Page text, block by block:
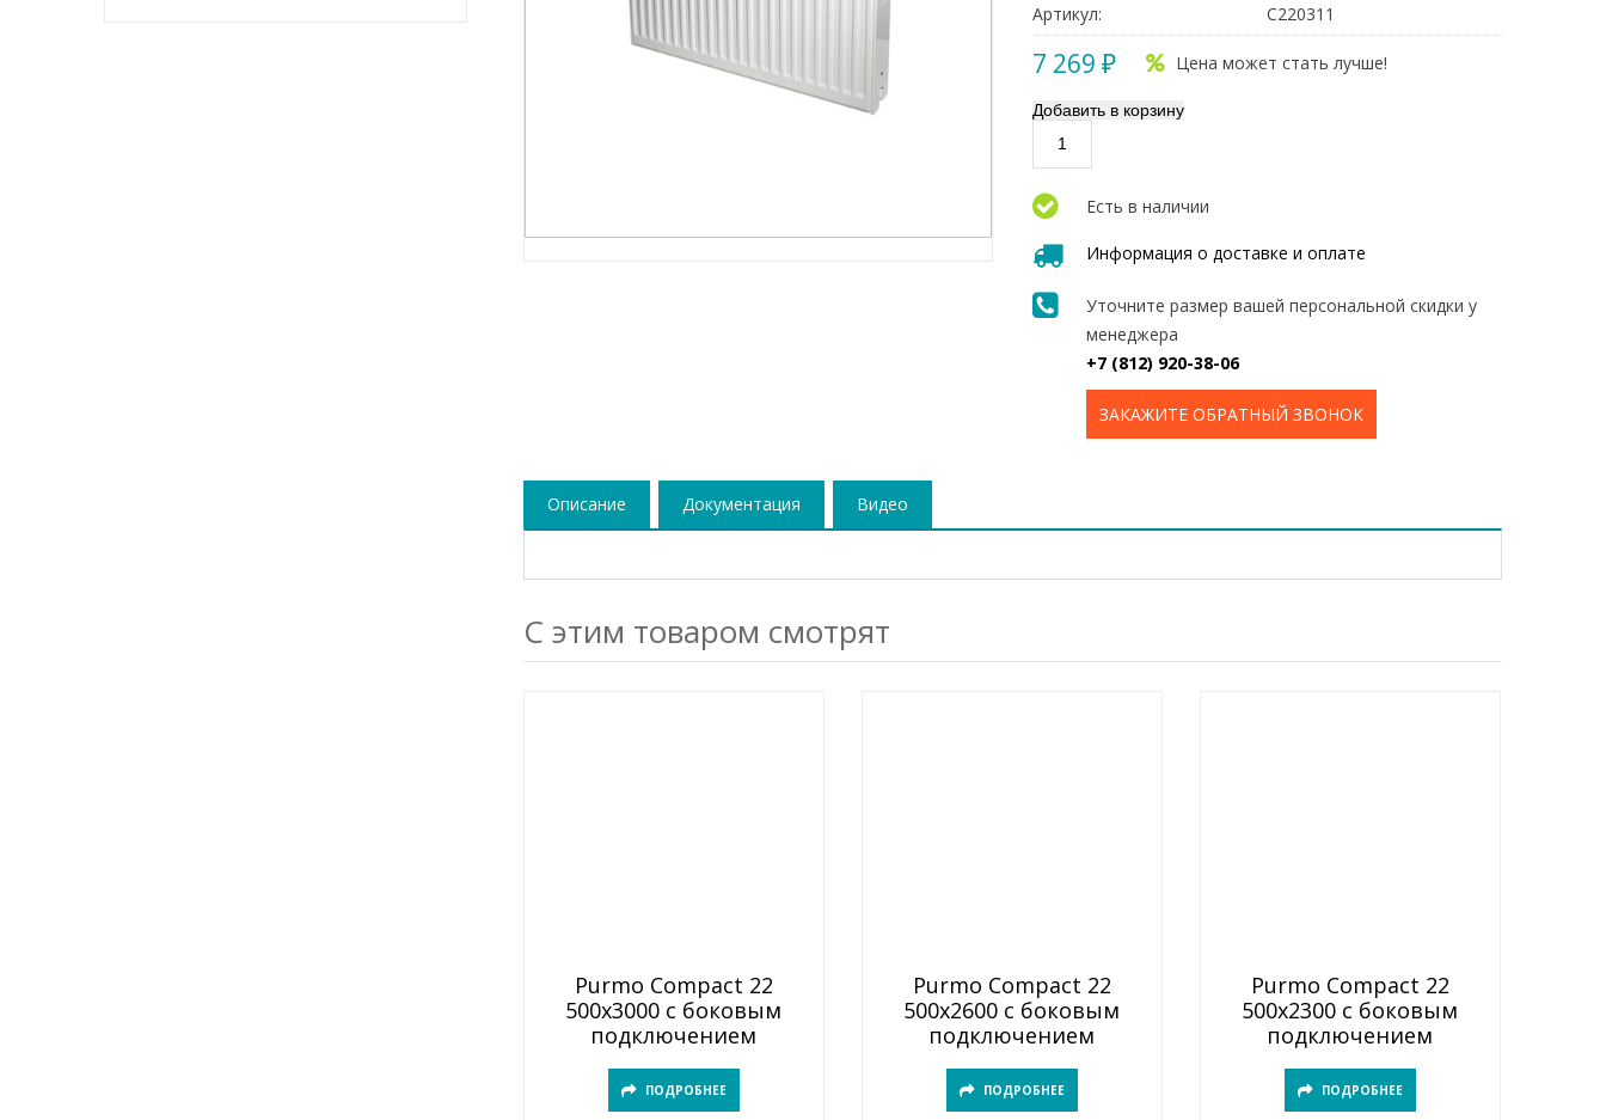
Артикул:
C220311
7 269 ₽ Цена может стать лучше!
Есть в наличии
Информация о доставке и оплате
Уточните размер вашей персональной скидки у
менеджера
+7 (812) 920-38-06
ЗАКАЖИТЕ ОБРАТНЫЙ ЗВОНОК
Описание Документация Видео
С этим товаром смотрят
Purmo Compact 22
500х3000 с боковым
подключением
ПОДРОБНЕЕ
Purmo Compact 22
500х2600 с боковым
подключением
ПОДРОБНЕЕ
Purmo Compact 22
500х2300 с боковым
подключением
ПОДРОБНЕЕ